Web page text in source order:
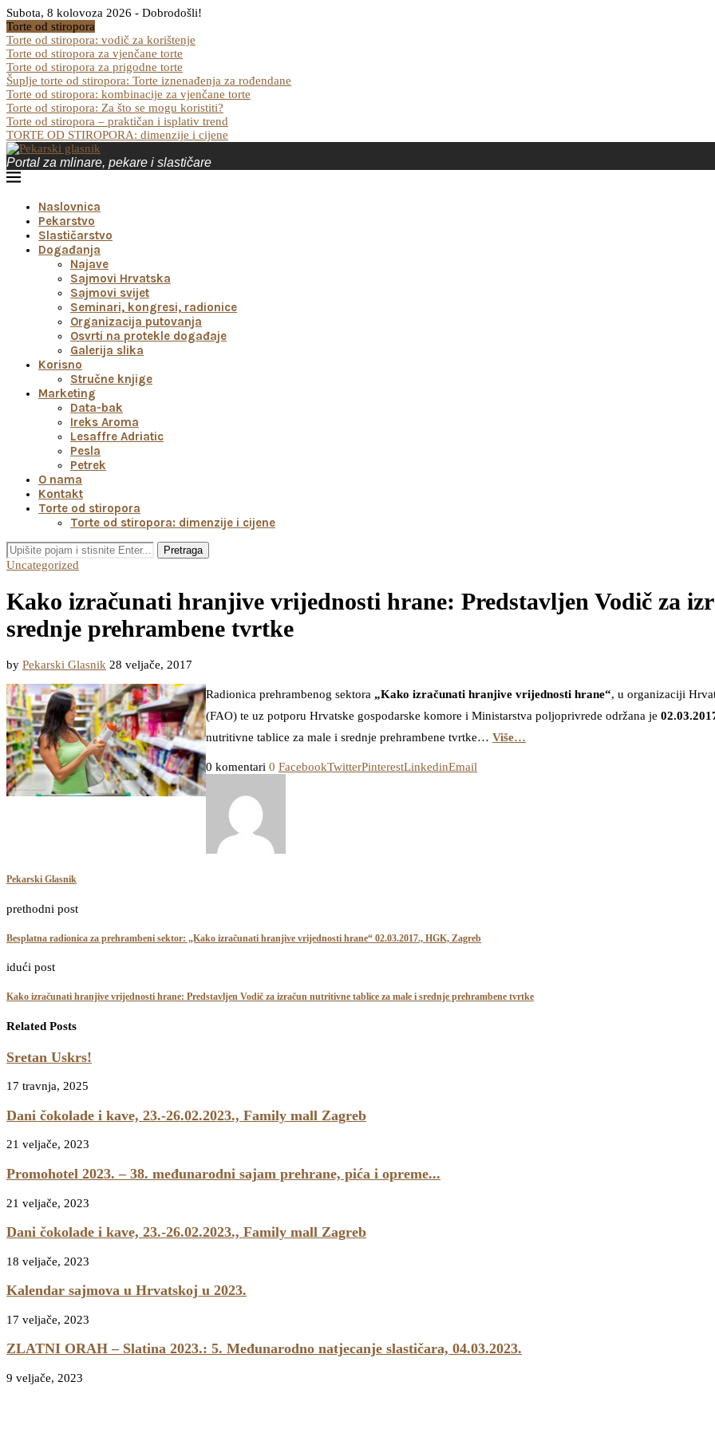
Subota, 8 kolovoza 2026 - Dobrodošli!
Torte od stiropora
Torte od stiropora: vodič za korištenje
Torte od stiropora za vjenčane torte
Torte od stiropora za prigodne torte
Šuplje torte od stiropora: Torte iznenađenja za rođendane
Torte od stiropora: kombinacije za vjenčane torte
Torte od stiropora: Za što se mogu koristiti?
Torte od stiropora – praktičan i isplativ trend
TORTE OD STIROPORA: dimenzije i cijene
Portal za mlinare, pekare i slastičare
Naslovnica
Pekarstvo
Slastičarstvo
Događanja
Najave
Sajmovi Hrvatska
Sajmovi svijet
Seminari, kongresi, radionice
Organizacija putovanja
Osvrti na protekle događaje
Galerija slika
Korisno
Stručne knjige
Marketing
Data-bak
Ireks Aroma
Lesaffre Adriatic
Pesla
Petrek
O nama
Kontakt
Torte od stiropora
Torte od stiropora: dimenzije i cijene
Pretraga
Uncategorized
Kako izračunati hranjive vrijednosti hrane: Predstavljen Vodič za
srednje prehrambene tvrtke
by Pekarski Glasnik 28 veljače, 2017
Radionica prehrambenog sektora „Kako izračunati hranjive vrijednosti hrane“, u organizaciji
(FAO) te uz potporu Hrvatske gospodarske komore i Ministarstva poljoprivrede održana je
nutritivne tablice za male i srednje prehrambene tvrtke… Više…
0 komentari 0 FacebookTwitterPinterestLinkedinEmail
Pekarski Glasnik
prethodni post
Besplatna radionica za prehrambeni sektor: „Kako izračunati hranjive vrijednosti hrane“ 02.03.2017., HGK, Zagreb
idući post
Kako izračunati hranjive vrijednosti hrane: Predstavljen Vodič za izračun nutritivne tablice za male i srednje prehrambene tvrtke
Related Posts
Sretan Uskrs!
17 travnja, 2025
Dani čokolade i kave, 23.-26.02.2023., Family mall Zagreb
21 veljače, 2023
Promohotel 2023. – 38. međunarodni sajam prehrane, pića i opreme...
21 veljače, 2023
Dani čokolade i kave, 23.-26.02.2023., Family mall Zagreb
18 veljače, 2023
Kalendar sajmova u Hrvatskoj u 2023.
17 veljače, 2023
ZLATNI ORAH – Slatina 2023.: 5. Međunarodno natjecanje slastičara, 04.03.2023.
9 veljače, 2023